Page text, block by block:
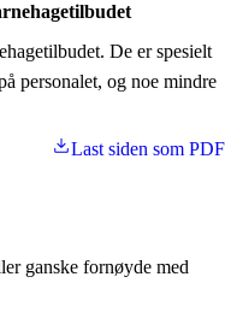
De er spesielt
personalet, og noe mindre
Last siden som PDF
ganske fornøyde med